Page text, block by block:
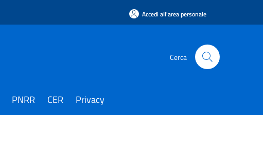
Accedi all'area personale
Cerca
PNRR CER Privacy